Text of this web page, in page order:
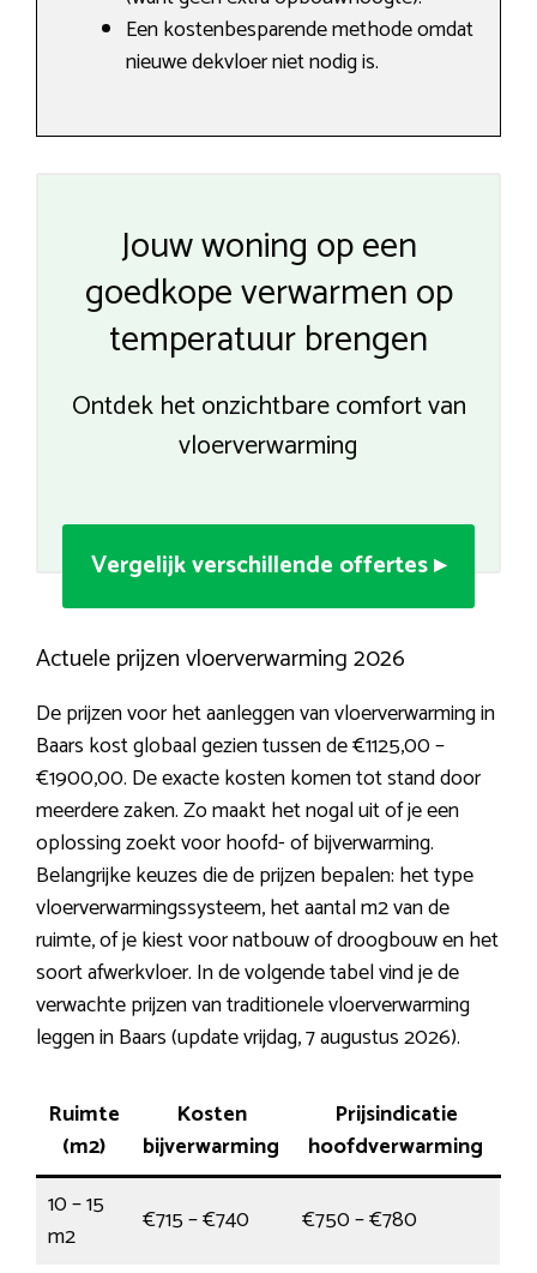
Een kostenbesparende methode omdat
nieuwe dekvloer niet nodig is.
Jouw woning op een
goedkope verwarmen op
temperatuur brengen
Ontdek het onzichtbare comfort van
vloerverwarming
Vergelijk verschillende offertes ▸
Actuele prijzen vloerverwarming 2026
De prijzen voor het aanleggen van vloerverwarming in
Baars kost globaal gezien tussen de €1125,00 –
€1900,00. De exacte kosten komen tot stand door
meerdere zaken. Zo maakt het nogal uit of je een
oplossing zoekt voor hoofd- of bijverwarming.
Belangrijke keuzes die de prijzen bepalen: het type
vloerverwarmingssysteem, het aantal m2 van de
ruimte, of je kiest voor natbouw of droogbouw en het
soort afwerkvloer. In de volgende tabel vind je de
verwachte prijzen van traditionele vloerverwarming
leggen in Baars (update vrijdag, 7 augustus 2026).
Ruimte
(m2)
Kosten
bijverwarming
Prijsindicatie
hoofdverwarming
10 – 15
m2
€715 – €740
€750 – €780